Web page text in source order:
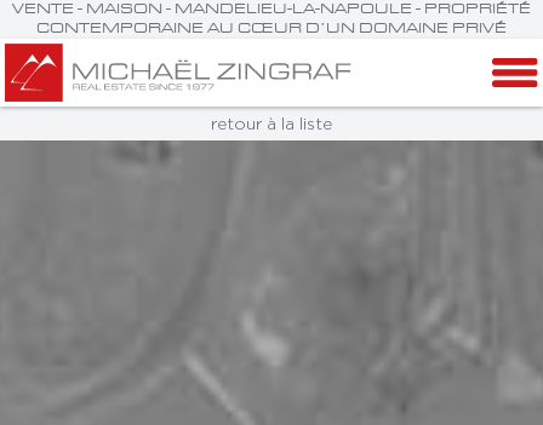
VENTE - MAISON - MANDELIEU-LA-NAPOULE - PROPRIÉTÉ
CONTEMPORAINE AU CŒUR D’UN DOMAINE PRIVÉ
retour à la liste